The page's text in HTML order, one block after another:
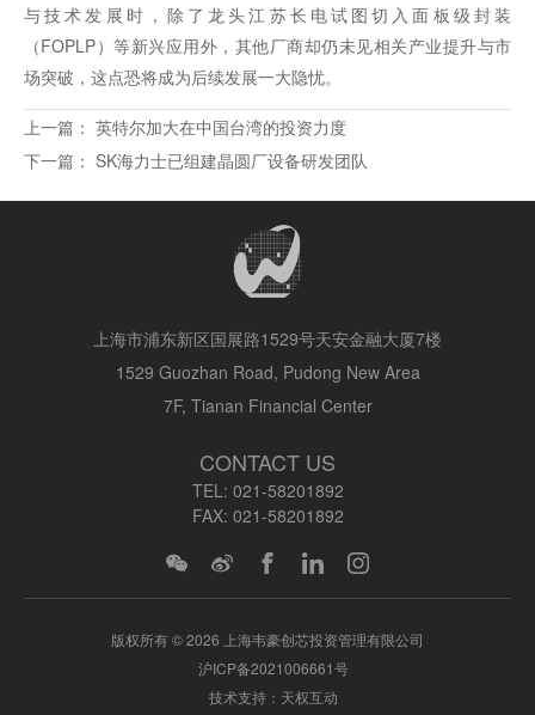
与技术发展时，除了龙头江苏长电试图切入面板级封装
（FOPLP）等新兴应用外，其他厂商却仍未见相关产业提升与市
场突破，这点恐将成为后续发展一大隐忧。
上一篇： 英特尔加大在中国台湾的投资力度
下一篇： SK海力士已组建晶圆厂设备研发团队
上海市浦东新区国展路1529号天安金融大厦7楼
1529 Guozhan Road, Pudong New Area
7F, Tianan Financial Center
CONTACT US
TEL: 021-58201892
FAX: 021-58201892
版权所有 © 2026 上海韦豪创芯投资管理有限公司
沪ICP备2021006661号
技术支持：天权互动